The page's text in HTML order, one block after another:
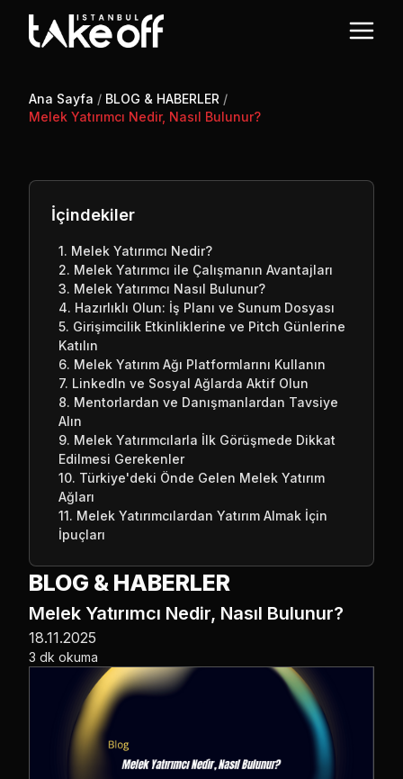
Ana Sayfa / BLOG & HABERLER /
Melek Yatırımcı Nedir, Nasıl Bulunur?
İçindekiler
1. Melek Yatırımcı Nedir?
2. Melek Yatırımcı ile Çalışmanın Avantajları
3. Melek Yatırımcı Nasıl Bulunur?
4. Hazırlıklı Olun: İş Planı ve Sunum Dosyası
5. Girişimcilik Etkinliklerine ve Pitch Günlerine
Katılın
6. Melek Yatırım Ağı Platformlarını Kullanın
7. LinkedIn ve Sosyal Ağlarda Aktif Olun
8. Mentorlardan ve Danışmanlardan Tavsiye
Alın
9. Melek Yatırımcılarla İlk Görüşmede Dikkat
Edilmesi Gerekenler
10. Türkiye'deki Önde Gelen Melek Yatırım
Ağları
11. Melek Yatırımcılardan Yatırım Almak İçin
İpuçları
BLOG & HABERLER
Melek Yatırımcı Nedir, Nasıl Bulunur?
18.11.2025
3 dk okuma